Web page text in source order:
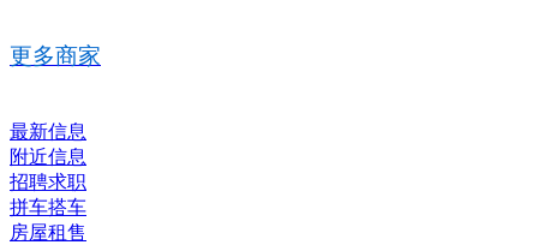
更多商家
最新信息
附近信息
招聘求职
拼车搭车
房屋租售